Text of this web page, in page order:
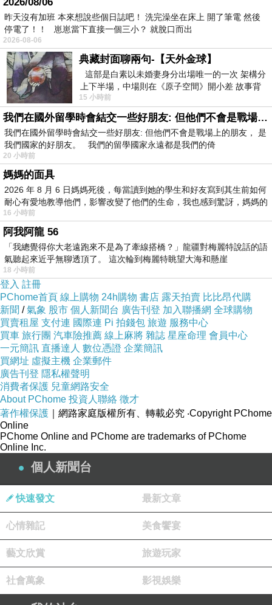
公司提供很多不同的方案
也有很多成功的案例
Greg在一次的任務中
因為一起狗狗的意外
認識了飼主Flo
兩人一拍即合
隨即約出去約會
Greg帶著滿滿的愉悅去上班
迎接這次的任務
委託人想要和情婦去旅遊
昨天沒有加班 本來想說些個日誌吧！ 洗完澡坐在床上 開了筆電 然後
停電了！！ 崽崽當下直接一個三小？ 就脫口而出
2026-08-06
典藏封面聊兩句-【天外金球】
這部是白素以未婚妻身分出場唯一的一次 架構分
上下半場，中場則在《原子空間》開小差 故事背
景影射西藏境外流亡 地下組織
15 小時前
我們在國外留學時會結交一些好朋友: 但他們不會是戰場上的朋友
我們在國外留學時會結交一些好朋友: 但他們不會是戰場上的朋友， 是
我們國家的好朋友。 我們的留學國家永遠都是我們的倚
20 小時前
媽媽的面具
2026 年 8 月 6 日媽媽死後，每當讀到她的學生和好友寫到其生前如何
耐心有愛地教導他們，影響改變了他們的生命，我也感到驚訝，媽媽的
16 小時前
阿我阿龍 56
「我總覺得你大老遠跑來不是為了牽線搭橋？」龍疆對梅麗特說話的語
氣聽起來近乎無聊透頂了。 這次輪到梅麗特眺望大海和懸崖
18 小時前
登入 註冊
PChome首頁 線上購物 24h購物 書店 露天拍賣 比比昂代購
新聞 /氣象 股市 個人新聞台 廣告刊登 加入聯播網 全球購物
買賣租屋 支付連 國際連 Pi 拍錢包 旅遊 服務中心
買車 旅行團 汽車險推薦 線上麻將 雜誌 星座命理 會員中心
一元簡訊 直播達人 數位憑證 企業簡訊
買網址 虛擬主機 企業郵件
廣告刊登 隱私權聲明
消費者保護 兒童網路安全
About PChome 投資人聯絡 徵才
著作權保護 ｜網路家庭版權所有、轉載必究 ‧Copyright PChome
Online
PChome Online and PChome are trademarks of PChome
Online Inc.
個人新聞台
快速發文 最新文章
心情雜記 美食饗宴
藝文欣賞 旅遊玩家
社會萬象 影視娛樂